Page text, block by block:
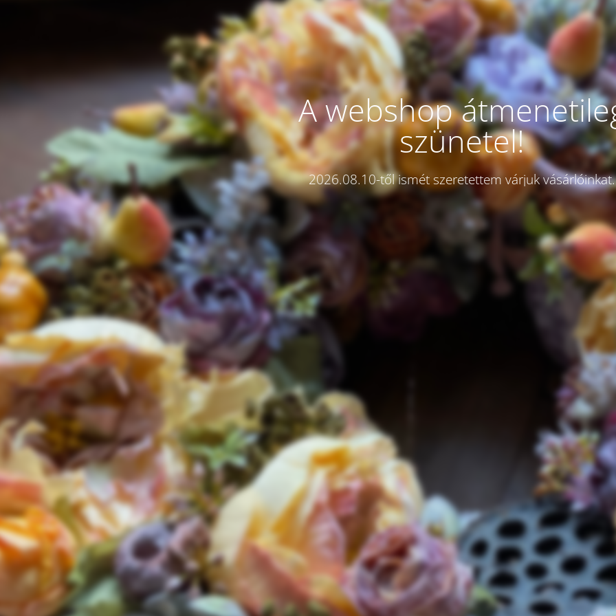
A webshop
szünetel!
2026.08.10-től ismét szeretettem várjuk vásárlóinkat.